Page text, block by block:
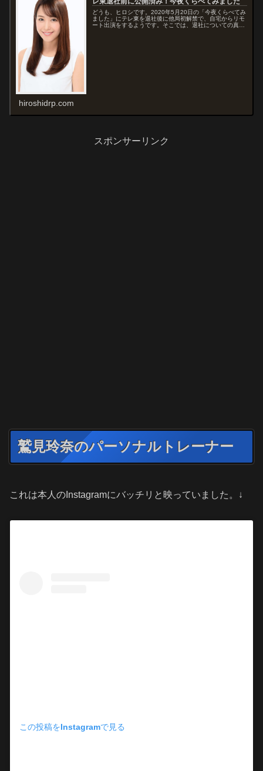
どうも、ヒロシです。2020年5月20日の「今夜くらべてみ
ました」にテレ東を退社後に他局初解禁で、自宅からリモ
ート出演をするようです。そこでは、退社についての真相
hiroshidrp.com
スポンサーリンク
鷲見玲奈のパーソナルトレーナー
これは本人のInstagramにバッチリと映っていました。↓
この投稿をInstagramで見る